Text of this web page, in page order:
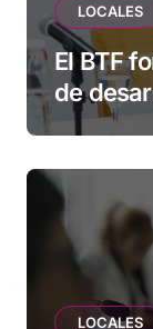
LOCALES
El BTF
de
LOCALES